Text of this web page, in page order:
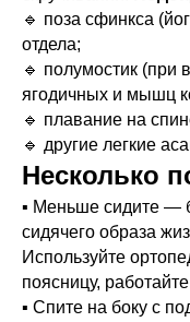
🔹 поза сфинкса
отдела;
🔹 полумостик (при
ягодичных и мышц
🔹 плавание на
🔹 другие легкие
Несколько
▪️ Меньше сидите —
сидячего образа
Используйте
поясницу,
▪️ Спите на боку с